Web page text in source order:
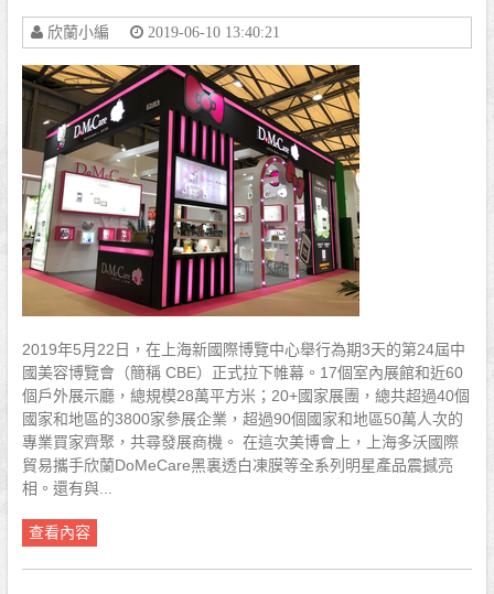
欣蘭小編 2019-06-10 13:40:21
2019年5月22日，在上海新國際博覽中心舉行為期3天的第24屆中
國美容博覽會（簡稱 CBE）正式拉下帷幕。17個室內展館和近60
個戶外展示廳，總規模28萬平方米；20+國家展團，總共超過40個
國家和地區的3800家參展企業，超過90個國家和地區50萬人次的
專業買家齊聚，共尋發展商機。 在這次美博會上，上海多沃國際
貿易攜手欣蘭DoMeCare黑裏透白凍膜等全系列明星產品震撼亮
相。還有與...
查看內容